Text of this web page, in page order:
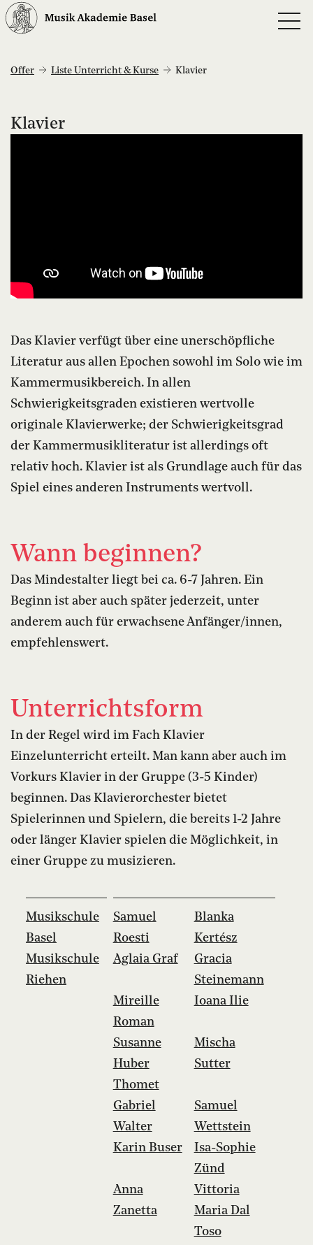
Offer Liste Unterricht & Kurse Klavier
Klavier
Das Klavier verfügt über eine unerschöpfliche
Literatur aus allen Epochen sowohl im Solo wie im
Kammermusikbereich. In allen
Schwierigkeitsgraden existieren wertvolle
originale Klavierwerke; der Schwierigkeitsgrad
der Kammermusikliteratur ist allerdings oft
relativ hoch. Klavier ist als Grundlage auch für das
Spiel eines anderen Instruments wertvoll.
Wann beginnen?
Das Mindestalter liegt bei ca. 6-7 Jahren. Ein
Beginn ist aber auch später jederzeit, unter
anderem auch für erwachsene Anfänger/innen,
empfehlenswert.
Unterrichtsform
In der Regel wird im Fach Klavier
Einzelunterricht erteilt. Man kann aber auch im
Vorkurs Klavier in der Gruppe (3-5 Kinder)
beginnen. Das Klavierorchester bietet
Spielerinnen und Spielern, die bereits 1-2 Jahre
oder länger Klavier spielen die Möglichkeit, in
einer Gruppe zu musizieren.
Musikschule
Basel
Musikschule
Riehen
Samuel
Roesti
Blanka
Kertész
Aglaia Graf
Gracia
Steinemann
Mireille
Roman
Ioana Ilie
Susanne
Huber
Thomet
Mischa
Sutter
Gabriel
Walter
Samuel
Wettstein
Karin Buser
Isa-Sophie
Zünd
Anna
Zanetta
Vittoria
Maria Dal
Toso